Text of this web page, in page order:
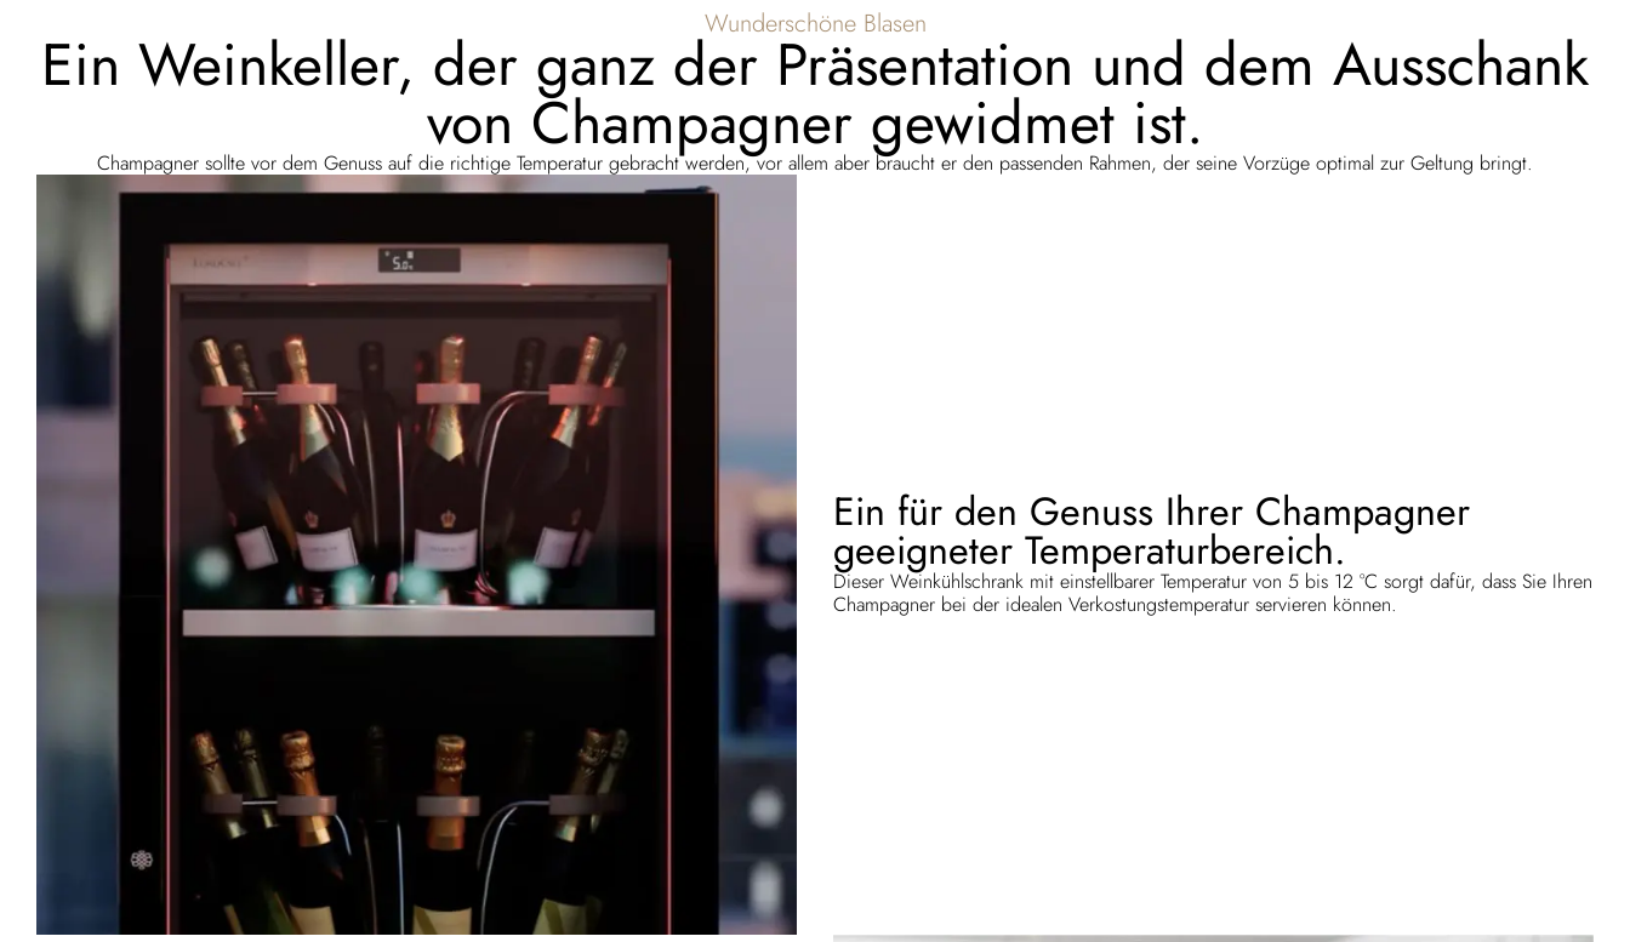
Wunderschöne Blasen
Ein Weinkeller, der ganz der Präsentation und dem Ausschank
von Champagner gewidmet ist.
Champagner sollte vor dem Genuss auf die richtige Temperatur gebracht werden, vor allem aber braucht er den passenden Rahmen, der seine Vorzüge optimal zur Geltung bringt.
Ein für den Genuss Ihrer Champagner
geeigneter Temperaturbereich.
Dieser Weinkühlschrank mit einstellbarer Temperatur von 5 bis 12 °C sorgt dafür, dass Sie Ihren
Champagner bei der idealen Verkostungstemperatur servieren können.